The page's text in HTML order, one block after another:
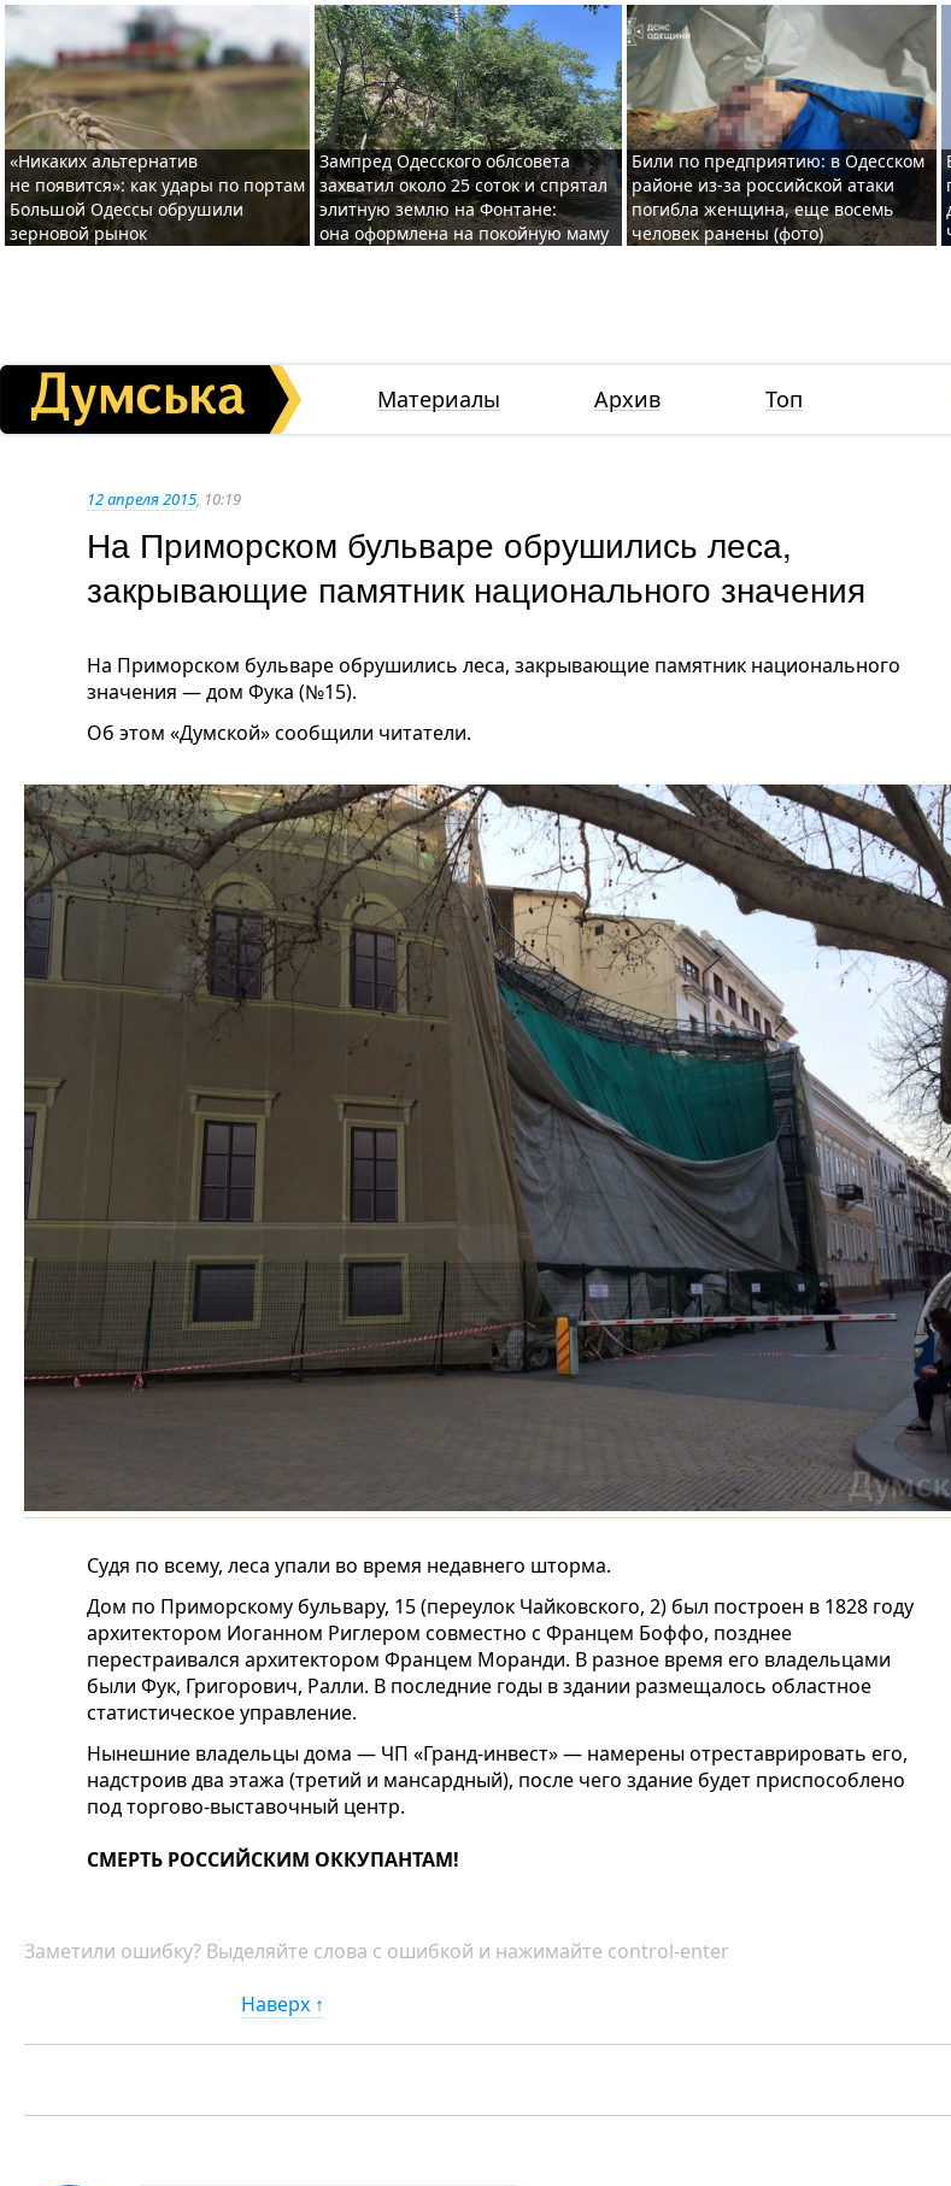
«Никаких альтернатив
не появится»: как удары по портам
Большой Одессы обрушили
зерновой рынок
Зампред Одесского облсовета
захватил около 25 соток и спрятал
элитную землю на Фонтане:
она оформлена на покойную маму
Били по предприятию: в Одесском
районе из-за российской атаки
погибла женщина, еще восемь
человек ранены (фото)
Материалы Архив Топ
12 апреля 2015, 10:19
На Приморском бульваре обрушились леса,
закрывающие памятник национального значения
На Приморском бульваре обрушились леса, закрывающие памятник национального
значения — дом Фука (№15).
Об этом «Думской» сообщили читатели.
Судя по всему, леса упали во время недавнего шторма.
Дом по Приморскому бульвару, 15 (переулок Чайковского, 2) был построен в 1828 году
архитектором Иоганном Риглером совместно с Францем Боффо, позднее
перестраивался архитектором Францем Моранди. В разное время его владельцами
были Фук, Григорович, Ралли. В последние годы в здании размещалось областное
статистическое управление.
Нынешние владельцы дома — ЧП «Гранд-инвест» — намерены отреставрировать его,
надстроив два этажа (третий и мансардный), после чего здание будет приспособлено
под торгово-выставочный центр.
СМЕРТЬ РОССИЙСКИМ ОККУПАНТАМ!
Заметили ошибку? Выделяйте слова с ошибкой и нажимайте control-enter
Наверх ↑